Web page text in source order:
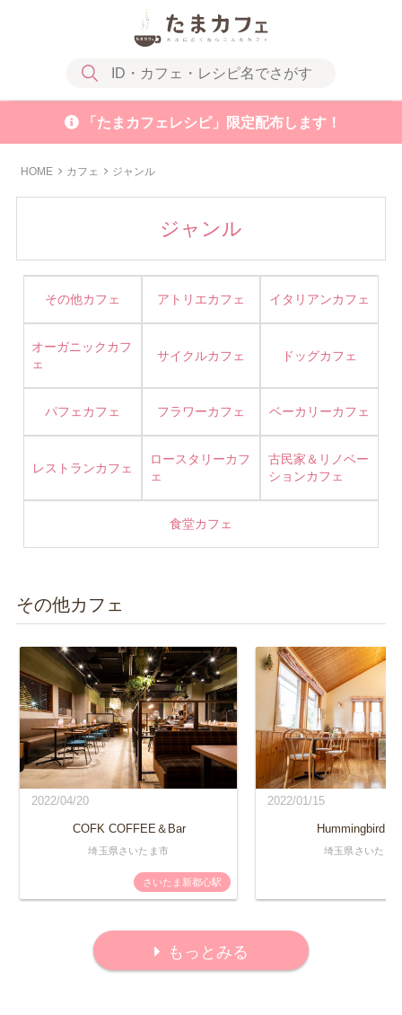
「たまカフェレシピ」限定配布します！
HOME カフェ ジャンル
ジャンル
その他カフェ アトリエカフェ イタリアンカフェ
オーガニックカフ
ェ
サイクルカフェ ドッグカフェ
パフェカフェ フラワーカフェ ベーカリーカフェ
レストランカフェ
ロースタリーカフ
ェ
古民家＆リノベー
ションカフェ
食堂カフェ
その他カフェ
2022/04/20
COFK COFFEE＆Bar
埼玉県さいたま市
さいたま新都心駅
2022/01/15
Hummingbird
埼玉県さいたま
もっとみる